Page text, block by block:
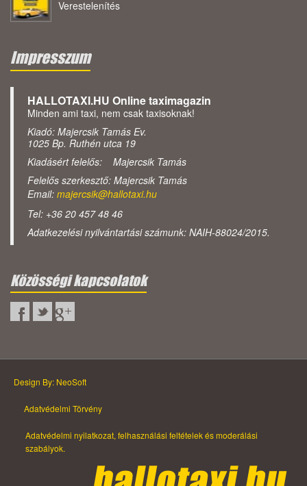
Verestelenítés
Impresszum
HALLOTAXI.HU Online taximagazin
Minden ami taxi, nem csak taxisoknak!
Kiadó: Majercsik Tamás Ev.
1025 Bp. Ruthén utca 19
Kiadásért felelős: Majercsik Tamás
Felelős szerkesztő: Majercsik Tamás
Email: majercsik@hallotaxi.hu
Tel: +36 20 457 48 46
Adatkezelési nyilvántartási számunk: NAIH-88024/2015.
Közösségi kapcsolatok
Design By: NeoSoft
Adatvédelmi Törvény
Adatvédelmi nyilatkozat, felhasználási feltételek és moderálási
szabályok.